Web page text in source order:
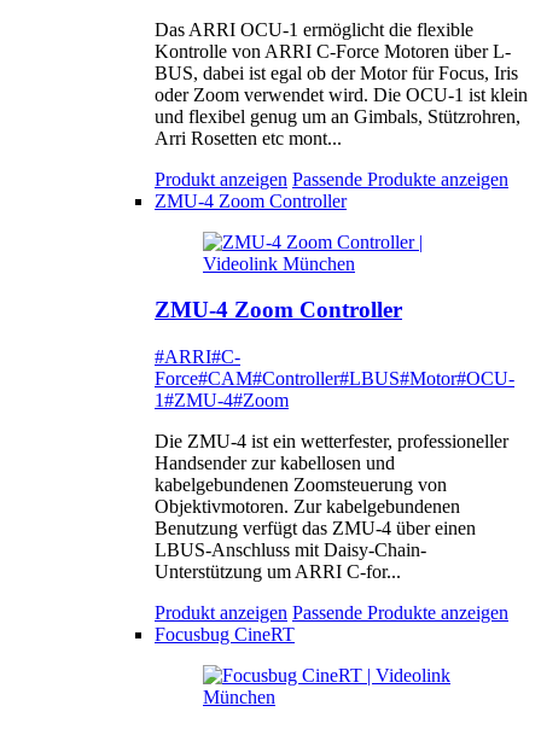
Das ARRI OCU-1 ermöglicht die flexible
Kontrolle von ARRI C-Force Motoren über L-
BUS, dabei ist egal ob der Motor für Focus, Iris
oder Zoom verwendet wird. Die OCU-1 ist klein
und flexibel genug um an Gimbals, Stützrohren,
Arri Rosetten etc mont...
Produkt anzeigen Passende Produkte anzeigen
ZMU-4 Zoom Controller
ZMU-4 Zoom Controller
#ARRI#C-
Force#CAM#Controller#LBUS#Motor#OCU-
1#ZMU-4#Zoom
Die ZMU-4 ist ein wetterfester, professioneller
Handsender zur kabellosen und
kabelgebundenen Zoomsteuerung von
Objektivmotoren. Zur kabelgebundenen
Benutzung verfügt das ZMU-4 über einen
LBUS-Anschluss mit Daisy-Chain-
Unterstützung um ARRI C-for...
Produkt anzeigen Passende Produkte anzeigen
Focusbug CineRT